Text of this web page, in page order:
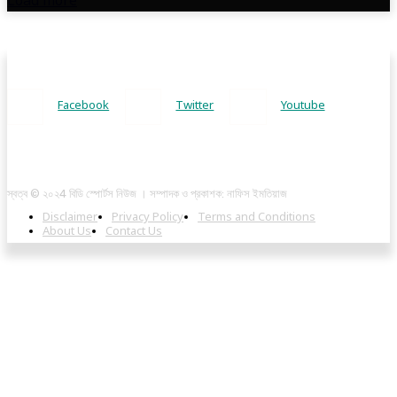
Facebook Twitter Youtube
স্বত্ব © ২০২4 বিডি স্পোর্টস নিউজ । সম্পাদক ও প্রকাশক: নাফিস ইমতিয়াজ
Disclaimer Privacy Policy
Terms and Conditions
About Us
Contact Us